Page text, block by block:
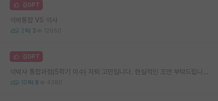
김GPT
석박통합 VS 석사
2 3 12650
김GPT
석박사 통합과정(5학기 이수) 자퇴 고민입니다. 현실적인 조언 부탁드립니다.
10 8 4380